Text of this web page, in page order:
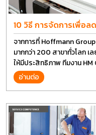
10 วิธี การจัดการเพื่อ
จากการที่ Hoffmann
มากกว่า 200 สาขาทั่วโลก
ให้มีประสิทธิภาพ ทีมงาน
แบ่งปันกัน
อ่านต่อ